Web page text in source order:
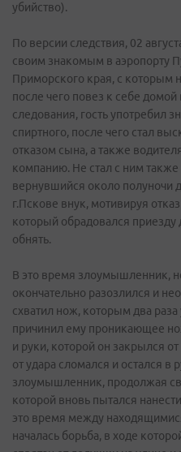
убийство).
По версии следствия, 02
своим знакомым в аэропорту
Приморского края, с которым
после чего повез к себе
следования, гость употребил
спиртного, после чего стал
отказом сына, а также
компанию. Не стал с ним также
вернувшийся около полуночи
г.Пскове внук, мотивируя
который обрадовался
обнять.
В это время злоумышленник,
окончательно разозлился и
схватил нож, которым два раза
причинил ему проникающее
и руки, которой он закрылся
от удара сломался и остался в
злоумышленник, продолжая
которой вновь пытался
это время между
началась борьба, в ходе